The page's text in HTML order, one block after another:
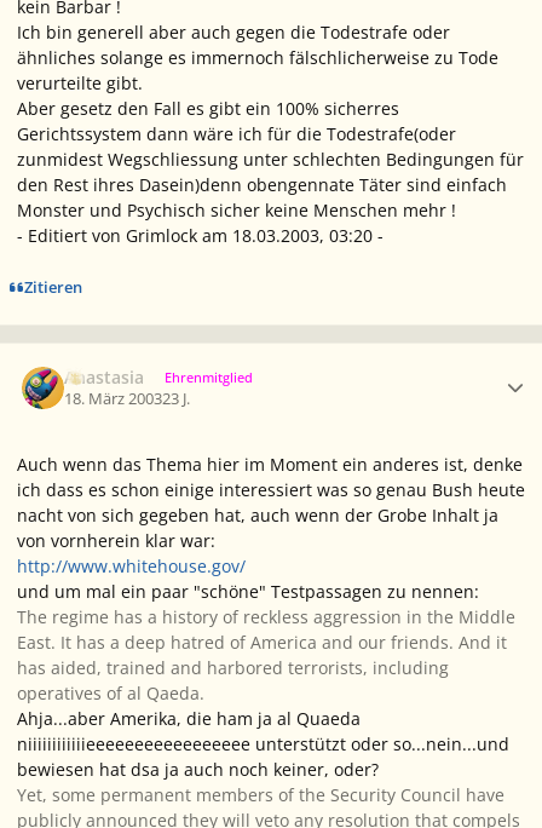
kein Barbar !
Ich bin generell aber auch gegen die Todestrafe oder
ähnliches solange es immernoch fälschlicherweise zu Tode
verurteilte gibt.
Aber gesetz den Fall es gibt ein 100% sicherres
Gerichtssystem dann wäre ich für die Todestrafe(oder
zunmidest Wegschliessung unter schlechten Bedingungen für
den Rest ihres Dasein)denn obengennate Täter sind einfach
Monster und Psychisch sicher keine Menschen mehr !
- Editiert von Grimlock am 18.03.2003, 03:20 -
Zitieren
Anastasia Ehrenmitglied
18. März 200323 J.
Auch wenn das Thema hier im Moment ein anderes ist, denke
ich dass es schon einige interessiert was so genau Bush heute
nacht von sich gegeben hat, auch wenn der Grobe Inhalt ja
von vornherein klar war:
http://www.whitehouse.gov/
und um mal ein paar "schöne" Testpassagen zu nennen:
The regime has a history of reckless aggression in the Middle
East. It has a deep hatred of America and our friends. And it
has aided, trained and harbored terrorists, including
operatives of al Qaeda.
Ahja...aber Amerika, die ham ja al Quaeda
niiiiiiiiiiiieeeeeeeeeeeeeeeee unterstützt oder so...nein...und
bewiesen hat dsa ja auch noch keiner, oder?
Yet, some permanent members of the Security Council have
publicly announced they will veto any resolution that compels